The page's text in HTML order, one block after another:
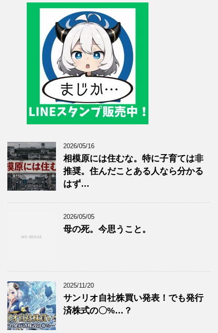
2026/05/16
相模原には住むな。特に子育ては非
推奨。住んだことある人なら分かる
はず…
2026/05/05
母の死。今思うこと。
2025/11/20
サンリオ自社株買い発表！でも発行
済株式の〇%…？